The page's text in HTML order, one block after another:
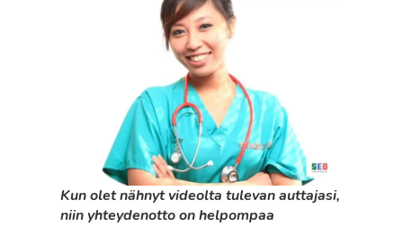
Kun olet nähnyt videolta tulevan auttajasi,
niin yhteydenotto on helpompaa